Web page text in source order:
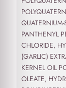
PANTHENYL
CHLORIDE,
(GARLIC)
KERNEL OIL
OLEATE,